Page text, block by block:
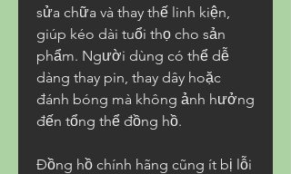
sửa chữa và thay thế linh kiện,
giúp kéo dài tuổi thọ cho sản
phẩm. Người dùng có thể dễ
dàng thay pin, thay dây hoặc
đánh bóng mà không ảnh hưởng
đến tổng thể đồng hồ.
Đồng hồ chính hãng cũng ít bị lỗi